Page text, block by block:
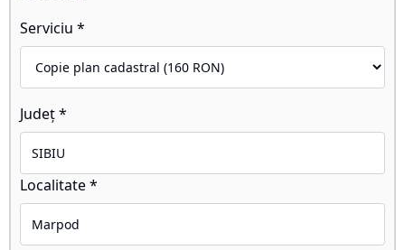
Serviciu *
Județ *
Localitate *